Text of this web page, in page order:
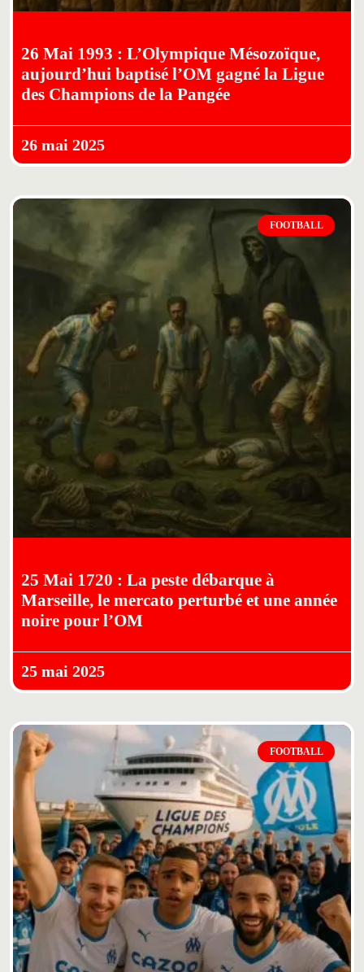
26 Mai 1993 : L’Olympique Mésozoïque,
aujourd’hui baptisé l’OM gagné la Ligue
des Champions de la Pangée
26 mai 2025
FOOTBALL
25 Mai 1720 : La peste débarque à
Marseille, le mercato perturbé et une année
noire pour l’OM
25 mai 2025
FOOTBALL